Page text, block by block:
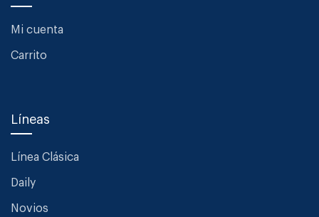
Mi cuenta
Carrito
Líneas
Línea Clásica
Daily
Novios